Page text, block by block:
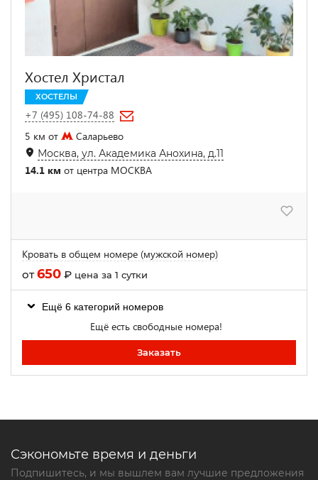
Хостел Христал
ХОСТЕЛЫ
+7 (495) 108-74-88
5 км от
Саларьево
Москва, ул. Академика Анохина, д.11
14.1 км от центра МОСКВА
Кровать в общем номере (мужской номер)
от650 ₽ цена за 1 сутки
Ещё 6 категорий номеров
Ещё есть свободные номера!
Заказать
Сэкономьте время и деньги
Подпишитесь, и мы вышлем вам лучшие предложения